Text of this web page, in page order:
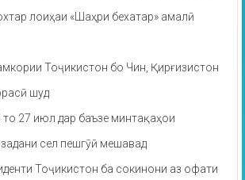
лоиҳаи «Шаҳри бехатар» амалӣ
Тоҷикистон бо Чин, Қирғизистон
шуд
27 июл дар баъзе минтақаҳои
сел пешгӯӣ мешавад
Тоҷикистон ба сокинони аз офати